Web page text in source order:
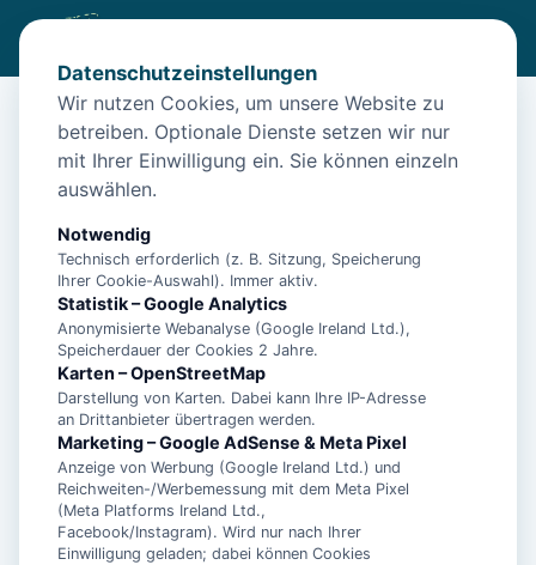
Diese Unterkunft ist aktuell nicht
buchbar
Unterkünfte in der Nähe
Ferienwohnung Dünenrose
Norddeicher Perle 2
- Ferienhaus Bühler Quetsch -
Datenschutzeinstellungen
Wir nutzen Cookies, um unsere Website zu
betreiben. Optionale Dienste setzen wir nur
mit Ihrer Einwilligung ein. Sie können einzeln
auswählen.
Notwendig
Technisch erforderlich (z. B. Sitzung, Speicherung
Ihrer Cookie-Auswahl). Immer aktiv.
Statistik – Google Analytics
Anonymisierte Webanalyse (Google Ireland Ltd.),
Speicherdauer der Cookies 2 Jahre.
Karten – OpenStreetMap
Darstellung von Karten. Dabei kann Ihre IP-Adresse
an Drittanbieter übertragen werden.
Marketing – Google AdSense & Meta Pixel
Anzeige von Werbung (Google Ireland Ltd.) und
Reichweiten-/Werbemessung mit dem Meta Pixel
(Meta Platforms Ireland Ltd.,
Facebook/Instagram). Wird nur nach Ihrer
Einwilligung geladen; dabei können Cookies